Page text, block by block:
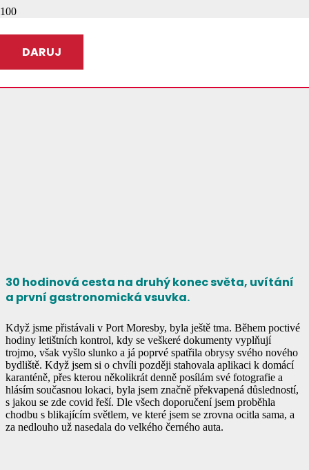
DARUJ
30 hodinová cesta na druhý konec světa, uvítání
a první gastronomická vsuvka.
Když jsme přistávali v Port Moresby, byla ještě tma. Během poctivé
hodiny letištních kontrol, kdy se veškeré dokumenty vyplňují
trojmo, však vyšlo slunko a já poprvé spatřila obrysy svého nového
bydliště. Když jsem si o chvíli později stahovala aplikaci k domácí
karanténě, přes kterou několikrát denně posílám své fotografie a
hlásím současnou lokaci, byla jsem značně překvapená důsledností,
s jakou se zde covid řeší. Dle všech doporučení jsem proběhla
chodbu s blikajícím světlem, ve které jsem se zrovna ocitla sama, a
za nedlouho už nasedala do velkého černého auta.